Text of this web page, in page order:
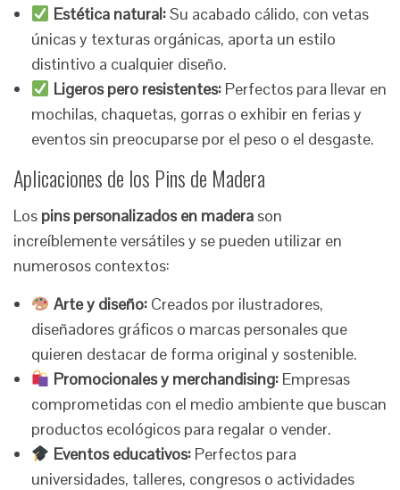
Estética natural:Su acabado cálido, con vetas
únicas y texturas orgánicas, aporta un estilo
distintivo a cualquier diseño.
Ligeros pero resistentes:Perfectos para llevar en
mochilas, chaquetas, gorras o exhibir en ferias y
eventos sin preocuparse por el peso o el desgaste.
Aplicaciones de los Pins de Madera
Los pins personalizados en madera son
increíblemente versátiles y se pueden utilizar en
numerosos contextos:
Arte y diseño:Creados por ilustradores,
diseñadores gráficos o marcas personales que
quieren destacar de forma original y sostenible.
Promocionales y merchandising:Empresas
comprometidas con el medio ambiente que buscan
productos ecológicos para regalar o vender.
Eventos educativos:Perfectos para
universidades, talleres, congresos o actividades